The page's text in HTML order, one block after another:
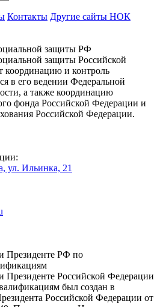
Контакты Другие сайты НОК
защиты РФ
защиты Российской
координацию и контроль
в его ведении Федеральной
а также координацию
фонда Российской Федерации и
Российской Федерации.
ул. Ильинка, 21
Президенте РФ по
Президенте Российской Федерации
был создан в
Российской Федерации от